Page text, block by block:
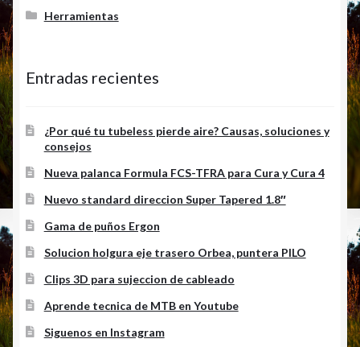
Herramientas
Entradas recientes
¿Por qué tu tubeless pierde aire? Causas, soluciones y
consejos
Nueva palanca Formula FCS-TFRA para Cura y Cura 4
Nuevo standard direccion Super Tapered 1.8″
Gama de puños Ergon
Solucion holgura eje trasero Orbea, puntera PILO
Clips 3D para sujeccion de cableado
Aprende tecnica de MTB en Youtube
Siguenos en Instagram